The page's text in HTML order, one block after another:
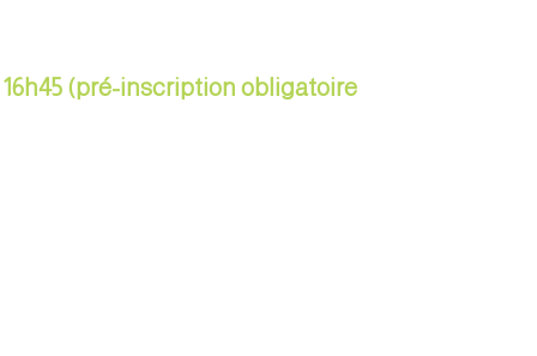
(pré-inscription obligatoire